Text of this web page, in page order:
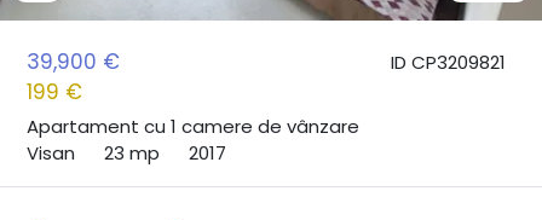
ID CP3209821
39,900 €
199 €
Apartament cu 1 camere de vânzare
Visan
23 mp 2017